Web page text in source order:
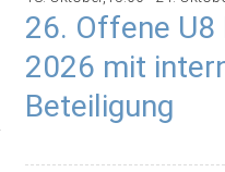
26. Offene
2026 mit
Beteiligung